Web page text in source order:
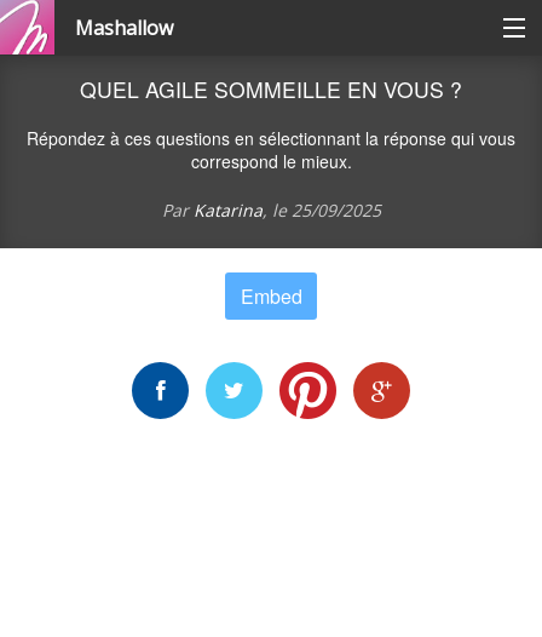
Mashallow
Catégories
Se connecter / s'inscrire
Créer un quizz
QUEL AGILE SOMMEILLE EN VOUS ?
Répondez à ces questions en sélectionnant la réponse qui vous
correspond le mieux.
Par Katarina, le25/09/2025
Embed